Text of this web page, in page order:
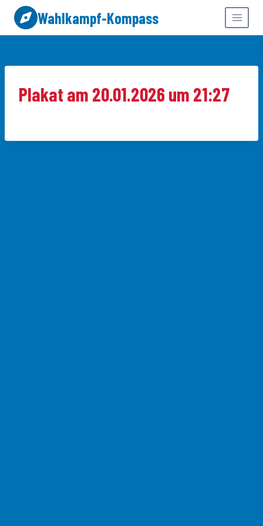
Zum
Inhalt
springen
Wahlkampf-Kompass
Plakat am 20.01.2026 um 21:27